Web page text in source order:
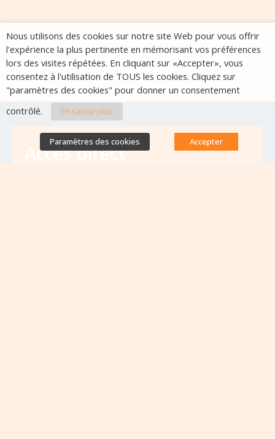
Accès direct
Nous utilisons des cookies sur notre site Web pour vous offrir
l'expérience la plus pertinente en mémorisant vos préférences
lors des visites répétées. En cliquant sur «Accepter», vous
consentez à l'utilisation de TOUS les cookies. Cliquez sur
"paramètres des cookies" pour donner un consentement
contrôlé.
En savoir plus
Paramètres des cookies Accepter